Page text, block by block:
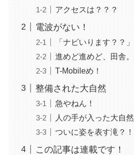
アクセスは？？？
電波がない！
「ナビいります？？」
進めど進めど、田舎。
T-Mobileめ！
整備された大自然
急やねん！
人の手が入った大自然
ついに姿を表す滝？！
この記事は連載です！